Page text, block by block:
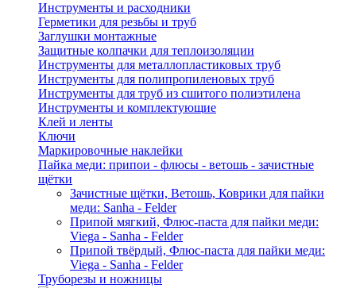
Инструменты и расходники
Герметики для резьбы и труб
Заглушки монтажные
Защитные колпачки для теплоизоляции
Инструменты для металлопластиковых труб
Инструменты для полипропиленовых труб
Инструменты для труб из сшитого полиэтилена
Инструменты и комплектующие
Клей и ленты
Ключи
Маркировочные наклейки
Пайка меди: припои - флюсы - ветошь - зачистные
щётки
Зачистные щётки, Ветошь, Коврики для пайки
меди: Sanha - Felder
Припой мягкий, Флюс-паста для пайки меди:
Viega - Sanha - Felder
Припой твёрдый, Флюс-паста для пайки меди:
Viega - Sanha - Felder
Труборезы и ножницы